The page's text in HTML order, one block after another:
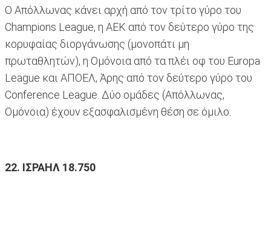
Ο Απόλλωνας κάνει αρχή από τον τρίτο γύρο του
Champions League, η ΑΕΚ από τον δεύτερο γύρο της
κορυφαίας διοργάνωσης (μονοπάτι μη
πρωταθλητών), η Ομόνοια από τα πλέι οφ του Europa
League και ΑΠΟΕΛ, Άρης από τον δεύτερο γύρο του
Conference League. Δύο ομάδες (Απόλλωνας,
Ομόνοια) έχουν εξασφαλισμένη θέση σε όμιλο.
22. ΙΣΡΑΗΛ 18.750